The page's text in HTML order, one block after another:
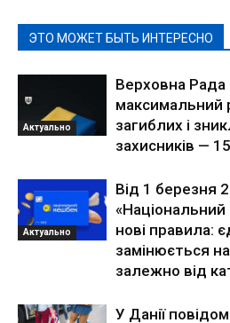
ЭТО МОЖЕТ БЫТЬ ИНТЕРЕСНО
Актуально
Верховна Рада
максимальний
загиблих і
захисників —
Актуально
Від 1 березня
нові правила:
замінюється
залежно від
У Данії